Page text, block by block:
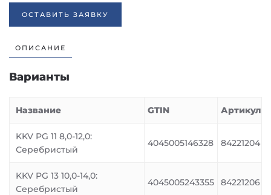
ОСТАВИТЬ ЗАЯВКУ
ОПИСАНИЕ
Варианты
Название GTIN Артикул
KKV PG 11 8,0-12,0:
Серебристый
4045005146328 84221204
KKV PG 13 10,0-14,0:
Серебристый
4045005243355 84221206